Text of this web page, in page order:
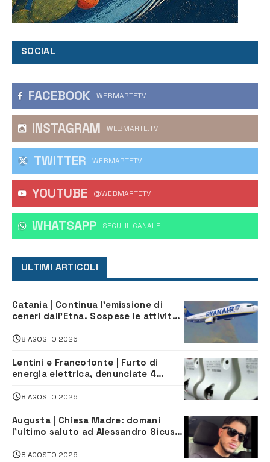
SOCIAL
FACEBOOK WEBMARTETV
INSTAGRAM WEBMARTE.TV
TWITTER WEBMARTETV
YOUTUBE @WEBMARTETV
WHATSAPP ‎SEGUI IL CANALE
ULTIMI ARTICOLI
Catania | Continua l’emissione di
ceneri dall’Etna. Sospese le attività
8 AGOSTO 2026
Lentini e Francofonte | Furto di
energia elettrica, denunciate 4
8 AGOSTO 2026
Augusta | Chiesa Madre: domani
l’ultimo saluto ad Alessandro Sicuso,
8 AGOSTO 2026